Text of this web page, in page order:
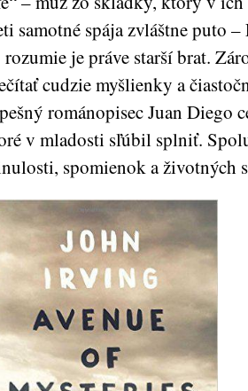
samotné spája zvláštne puto
je práve starší brat.
cudzie myšlienky a
románopisec Juan Diego
v mladosti sľúbil splniť.
spomienok a životných